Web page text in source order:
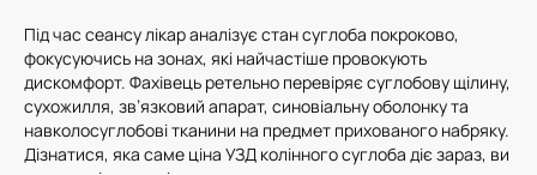
Під час сеансу лікар аналізує стан суглоба покроково,
фокусуючись на зонах, які найчастіше провокують
дискомфорт. Фахівець ретельно перевіряє суглобову щілину,
сухожилля, зв’язковий апарат, синовіальну оболонку та
навколосуглобові тканини на предмет прихованого набряку.
Дізнатися, яка саме ціна УЗД колінного суглоба діє зараз, ви